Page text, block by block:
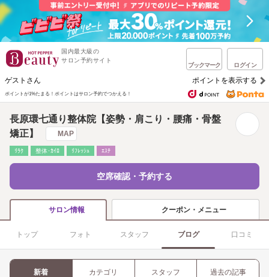
国内最大級の
サロン予約サイト
ブックマーク ログイン
ゲストさん ポイントを表示する
ポイントが1%たまる！ ポイントはサロン予約でつかえる！
長原環七通り整体院【姿勢・肩こり・腰痛・骨盤
矯正】
MAP
ﾘﾗｸ 整体･ｶｲﾛ ﾘﾌﾚｯｼｭ ｴｽﾃ
空席確認・予約する
サロン情報 クーポン・メニュー
トップ フォト スタッフ ブログ 口コミ
新着 カテゴリ スタッフ 過去の記事